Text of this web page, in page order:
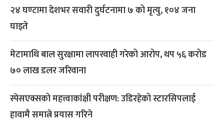
२४ घण्टामा देशभर सवारी दुर्घटनामा ७ को मृत्यु, १०४ जना
घाइते
मेटामाथि बाल सुरक्षामा लापरवाही गरेको आरोप, थप ५६ करोड
७० लाख डलर जरिवाना
स्पेसएक्सको महत्त्वाकांक्षी परीक्षण: उडिरहेको स्टारसिपलाई
हावामै समात्ने प्रयास गरिने